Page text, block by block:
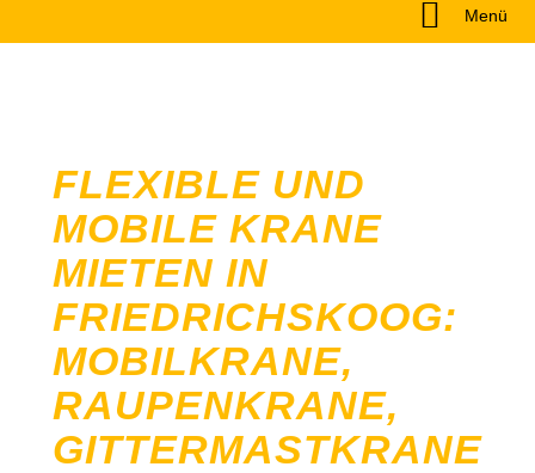
Menü
FLEXIBLE UND
MOBILE KRANE
MIETEN IN
FRIEDRICHSKOOG:
MOBILKRANE,
RAUPENKRANE,
GITTERMASTKRANE